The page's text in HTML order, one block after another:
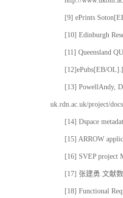
[9] ePrints
[10] Edinburgh
[11] Queensland
[12]ePubs[EB/
[13] PowellAndy,
uk.rdn.ac.uk/project/
[14] Dspace
[15] ARROW
[16] SVEP project
[17] 张建勇.文献
[18] Functional